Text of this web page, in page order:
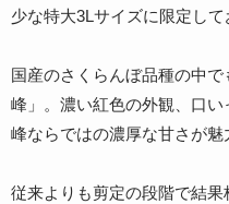
少な特大3Lサイズに限定して
国産のさくらんぼ品種の中
峰」。濃い紅色の外観、口
峰ならではの濃厚な甘さが魅
従来よりも剪定の段階で結